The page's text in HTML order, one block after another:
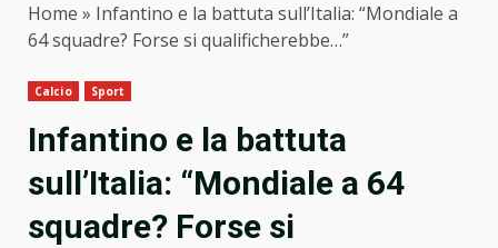
Home » Infantino e la battuta sull’Italia: “Mondiale a
64 squadre? Forse si qualificherebbe…”
Calcio Sport
Infantino e la battuta
sull’Italia: “Mondiale a 64
squadre? Forse si